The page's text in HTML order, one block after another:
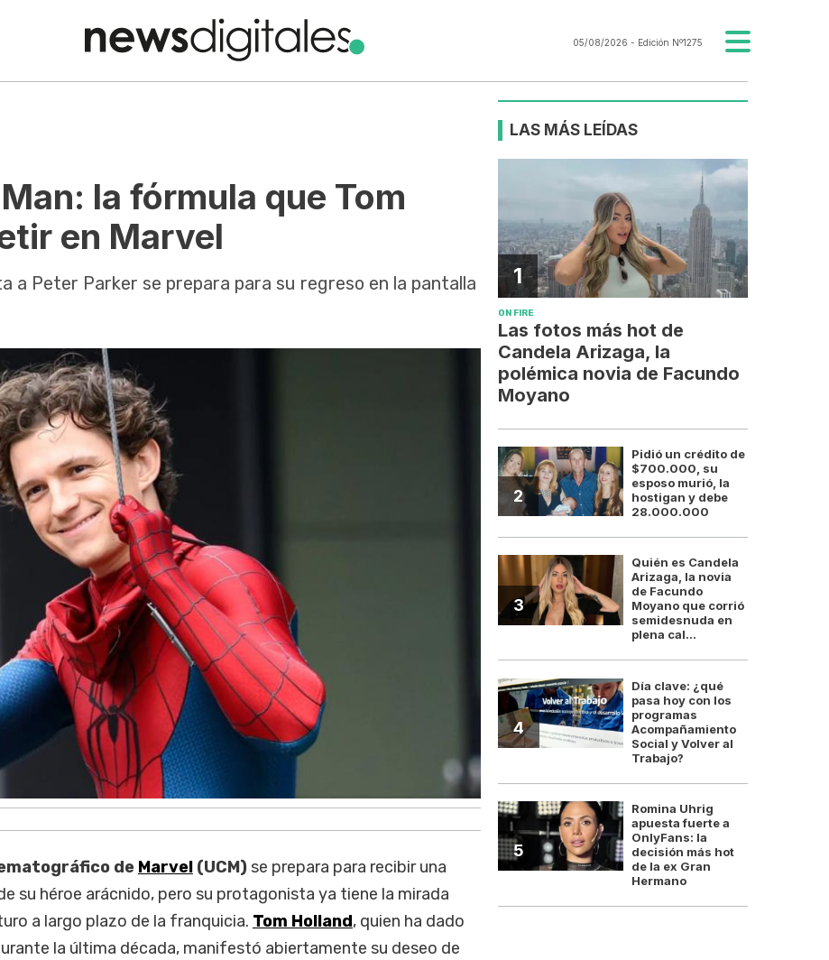
05/08/2026 - Edición Nº1275
la fórmula que Tom
en Marvel
a Peter Parker se prepara para su regreso en la pantalla
de Marvel(UCM)se prepara para recibir una
su héroe arácnido, pero su protagonista ya tiene la mirada
a largo plazo de la franquicia. Tom Holland, quien ha dado
la última década, manifestó abiertamente su deseo de
LAS MÁS LEÍDAS
1
ON FIRE
Las fotos más hot de
Candela Arizaga, la
polémica novia de Facundo
Moyano
2
Pidió un crédito de
$700.000, su
esposo murió, la
hostigan y debe
28.000.000
3
Quién es Candela
Arizaga, la novia
de Facundo
Moyano que corrió
semidesnuda en
plena cal...
4
Día clave: ¿qué
pasa hoy con los
programas
Acompañamiento
Social y Volver al
Trabajo?
5
Romina Uhrig
apuesta fuerte a
OnlyFans: la
decisión más hot
de la ex Gran
Hermano